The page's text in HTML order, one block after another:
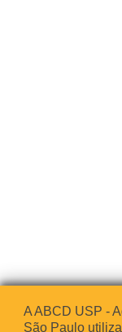
A ABCD USP -
São Paulo utiliza